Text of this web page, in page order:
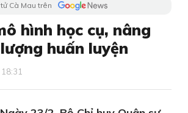
Cà Mau trên
hình học cụ, nâng
huấn luyện